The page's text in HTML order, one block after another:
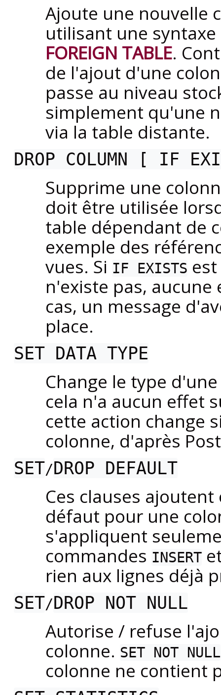
Ajoute une nouvelle
utilisant une
FOREIGN TABLE.
de l'ajout d'une
passe au niveau
simplement qu'une
via la table distante.
DROP COLUMN [ IF
Supprime une
doit être utilisée
table dépendant de
exemple des
vues. Si IF EXISTS
n'existe pas, aucune
cas, un message
place.
SET DATA TYPE
Change le type
cela n'a aucun effet
cette action change
colonne, d'après
SET/DROP DEFAULT
Ces clauses
défaut pour une
s'appliquent
commandes INSERT
rien aux lignes déjà
SET/DROP NOT NULL
Autorise / refuse
colonne. SET NOT NULL
colonne ne contient